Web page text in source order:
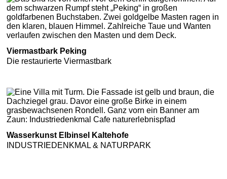
Viermastbark Peking
Die restaurierte Viermastbark
Wasserkunst Elbinsel Kaltehofe
INDUSTRIEDENKMAL & NATURPARK